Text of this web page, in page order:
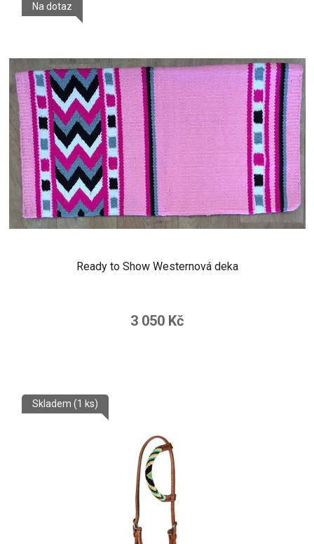
Ready to Show Westernová deka
Na dotaz
3 050 Kč
Skladem (1 ks)